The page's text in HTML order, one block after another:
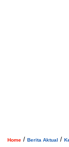
Home / Berita Aktual /